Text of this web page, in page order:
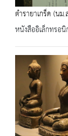
ตำรายาเกร็ด (นม
หนังสืออิเล็กทรอ